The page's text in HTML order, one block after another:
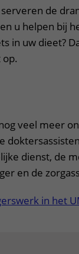
de
u helpen bij
in uw dieet?
veel meer
dienst, de
en de
in het